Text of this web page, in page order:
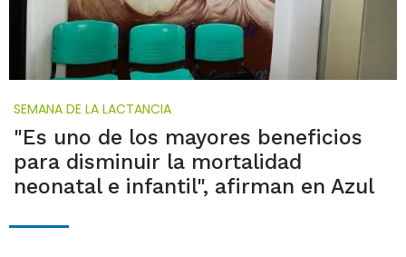
SEMANA DE LA LACTANCIA
"Es uno de los mayores beneficios
para disminuir la mortalidad
neonatal e infantil", afirman en Azul